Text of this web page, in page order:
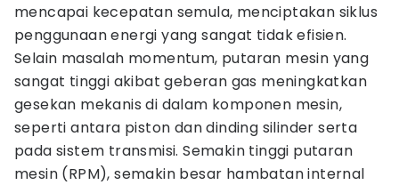
mencapai kecepatan semula, menciptakan siklus
penggunaan energi yang sangat tidak efisien.
Selain masalah momentum, putaran mesin yang
sangat tinggi akibat geberan gas meningkatkan
gesekan mekanis di dalam komponen mesin,
seperti antara piston dan dinding silinder serta
pada sistem transmisi. Semakin tinggi putaran
mesin (RPM), semakin besar hambatan internal